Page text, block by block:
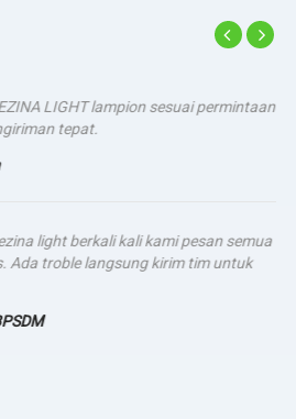
LIGHT lampion sesuai permintaan
tepat.
light berkali kali kami pesan semua
Ada troble langsung kirim tim untuk